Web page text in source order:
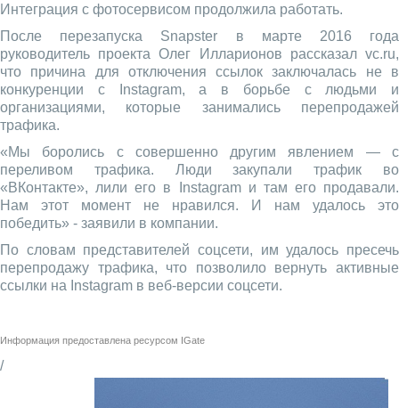
Интеграция с фотосервисом продолжила работать.
После перезапуска Snapster в марте 2016 года
руководитель проекта Олег Илларионов рассказал vc.ru,
что причина для отключения ссылок заключалась не в
конкуренции с Instagram, а в борьбе с людьми и
организациями, которые занимались перепродажей
трафика.
«Мы боролись с совершенно другим явлением — с
переливом трафика. Люди закупали трафик во
«ВКонтакте», лили его в Instagram и там его продавали.
Нам этот момент не нравился. И нам удалось это
победить» - заявили в компании.
По словам представителей соцсети, им удалось пресечь
перепродажу трафика, что позволило вернуть активные
ссылки на Instagram в веб-версии соцсети.
Информация предоставлена ресурсом IGate
/